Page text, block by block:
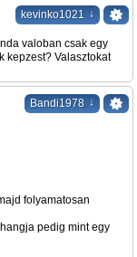
kevinko1021 ↓
valoban csak egy
kepzest? Valasztokat
Bandi1978 ↓
folyamatosan
pedig mint egy